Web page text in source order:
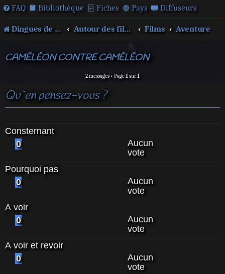
FAQ Bibliothèque Fiches Pays Diffuseurs
Dingues de séries télé ! Autour des films et séries Films Aventure
CAMÉLÉON CONTRE CAMÉLÉON
2 messages • Page1sur1
Qu`en pensez-vous ?
Consternant
0
Aucun
vote
Pourquoi pas
0
Aucun
vote
A voir
0
Aucun
vote
A voir et revoir
0
Aucun
vote